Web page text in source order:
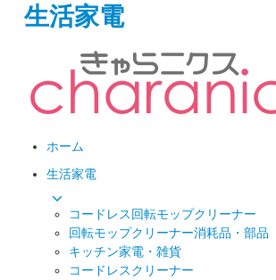
生活家電
ホーム
生活家電
コードレス回転モップクリーナー
回転モップクリーナー消耗品・部品
キッチン家電・雑貨
コードレスクリーナー